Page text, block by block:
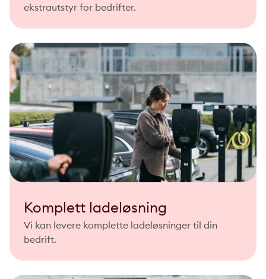
ekstrautstyr for bedrifter.
Komplett ladeløsning
Vi kan levere komplette ladeløsninger til din
bedrift.